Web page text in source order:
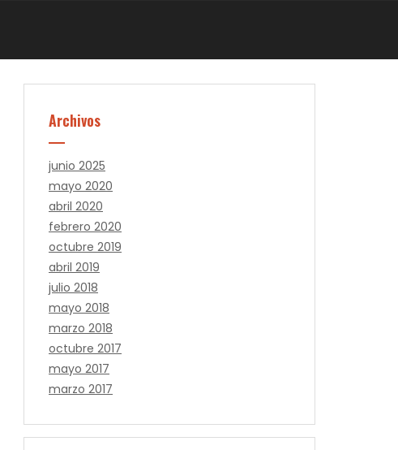
Archivos
junio 2025
mayo 2020
abril 2020
febrero 2020
octubre 2019
abril 2019
julio 2018
mayo 2018
marzo 2018
octubre 2017
mayo 2017
marzo 2017